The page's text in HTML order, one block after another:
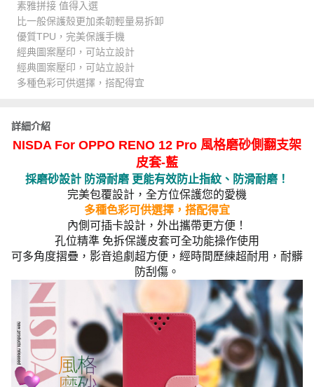
素雅拼接 值得入選
比一般保護殼更加柔韌輕量易拆卸
優質TPU，完美保護手機
經典圖案壓印，可站立設計
經典圖案壓印，可站立設計
多種色彩可供選擇，搭配得宜
詳細介紹
NISDA For OPPO RENO 12 Pro 風格磨砂側翻支架
皮套-藍
採磨砂設計 防滑耐磨 更能有效防止指紋、防滑耐磨！
完美包覆設計，全方位保護您的愛機
多種色彩可供選擇，搭配得宜
內側可插卡設計，外出攜帶更方便！
孔位精準 免拆保護皮套可全功能操作使用
可多角度摺疊，影音追劇超方便，經時間歷練超耐用，耐髒
防刮傷。